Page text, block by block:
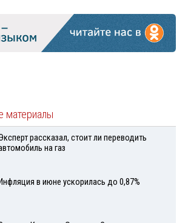
материалы
рассказал, стоит ли переводить
на газ
Инфляция в июне ускорилась до 0,87%